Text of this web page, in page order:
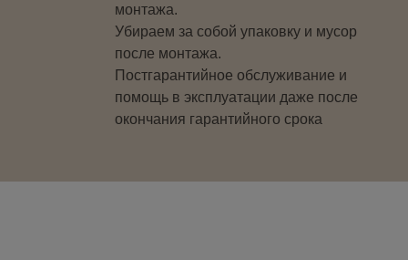
монтажа.
Убираем за собой упаковку и мусор
после монтажа.
Постгарантийное обслуживание и
помощь в эксплуатации даже после
окончания гарантийного срока